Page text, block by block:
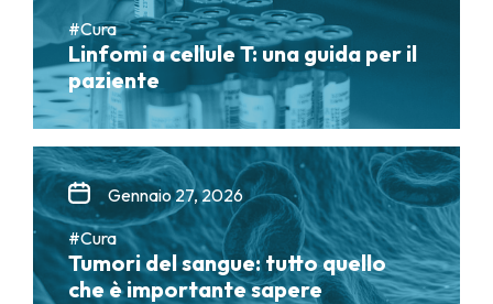
#Cura
Linfomi a cellule T: una guida per il
paziente
Gennaio 27, 2026
#Cura
Tumori del sangue: tutto quello
che è importante sapere